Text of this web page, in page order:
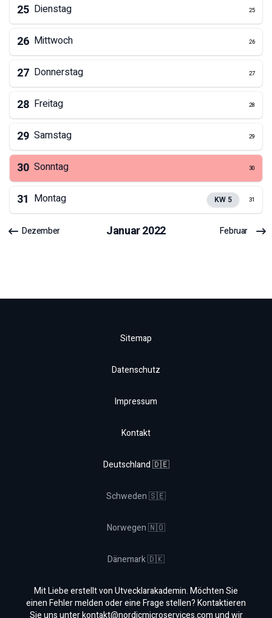
25 Dienstag 25
26 Mittwoch 26
27 Donnerstag 27
28 Freitag 28
29 Samstag 29
30 Sonntag 30
31 Montag KW 5 31
Dezember Januar2022 Februar
Sitemap
Datenschutz
Impressum
Kontakt
Deutschland 🇩🇪
Schweden 🇸🇪
Norwegen 🇳🇴
Dänemark 🇩🇰
Mit Liebe erstellt von Utvecklarakademin. Möchten Sie
einen Fehler melden oder eine Frage stellen? Kontaktieren
Sie uns unterkontakt@nordicmicroservices.comund wir